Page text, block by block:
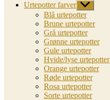
Urtepotter farver Vis
undermenu
Blå urtepotter
Brune urtepotter
Grå urtepotter
Grønne urtepotter
Gule urtepotter
Hvide/lyse urtepotter
Orange urtepotter
Røde urtepotter
Rosa urtepotter
Sorte urtepotter